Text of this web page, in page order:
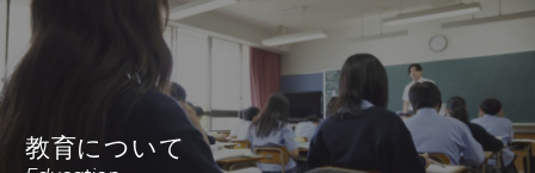
教育について